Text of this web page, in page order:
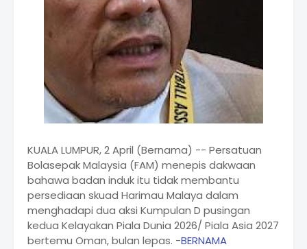
KUALA LUMPUR, 2 April (Bernama) -- Persatuan
Bolasepak Malaysia (FAM) menepis dakwaan
bahawa badan induk itu tidak membantu
persediaan skuad Harimau Malaya dalam
menghadapi dua aksi Kumpulan D pusingan
kedua Kelayakan Piala Dunia 2026/ Piala Asia 2027
bertemu Oman, bulan lepas. -BERNAMA